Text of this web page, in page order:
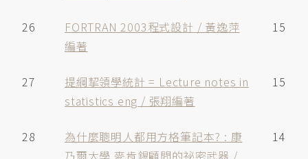
26
FORTRAN 2003程式設計 / 黃逸萍
編著
15
27
提綱挈領學統計 = Lecture notes in
statistics eng / 張翔編著
15
28
為什麼聰明人都用方格筆記本? : 康
乃爾大學.麥肯錫顧問的祕密武器 /
14